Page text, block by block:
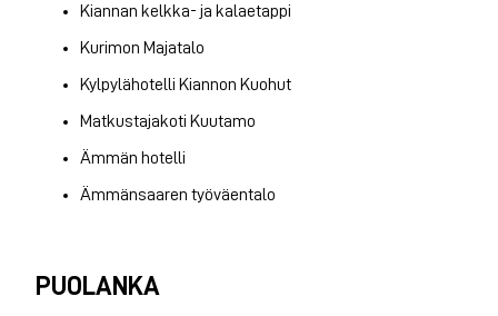
Kiannan kelkka- ja kalaetappi
Kurimon Majatalo
Kylpylähotelli Kiannon Kuohut
Matkustajakoti Kuutamo
Ämmän hotelli
Ämmänsaaren työväentalo
PUOLANKA